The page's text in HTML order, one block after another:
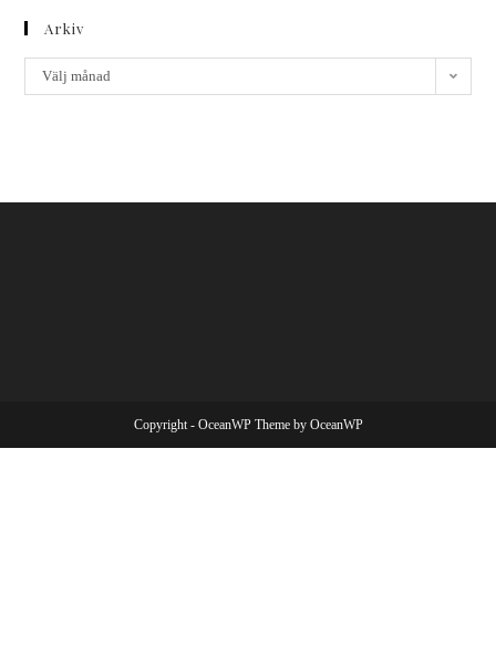
Arkiv
Välj månad
Copyright - OceanWP Theme by OceanWP